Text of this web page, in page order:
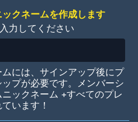
クネームを作成します
力してください
には、サインアップ後にプ
プが必要です。メンバーシ
ックネーム +すべてのプレ
います！